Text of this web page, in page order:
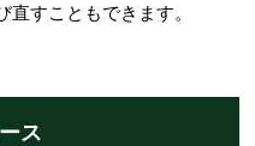
すこともできます。
ス